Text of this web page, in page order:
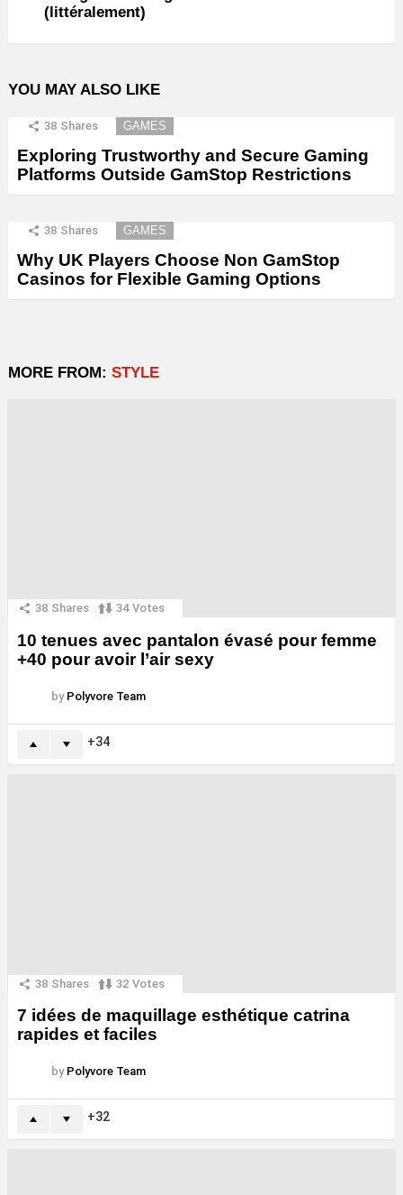
(littéralement)
YOU MAY ALSO LIKE
38 Shares GAMES
Exploring Trustworthy and Secure Gaming
Platforms Outside GamStop Restrictions
38 Shares GAMES
Why UK Players Choose Non GamStop
Casinos for Flexible Gaming Options
MORE FROM: STYLE
38 Shares 34 Votes
10 tenues avec pantalon évasé pour femme
+40 pour avoir l’air sexy
by Polyvore Team
34
38 Shares 32 Votes
7 idées de maquillage esthétique catrina
rapides et faciles
by Polyvore Team
32